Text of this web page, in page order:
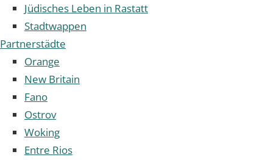
Jüdisches Leben in Rastatt
Stadtwappen
Partnerstädte
Orange
New Britain
Fano
Ostrov
Woking
Entre Rios